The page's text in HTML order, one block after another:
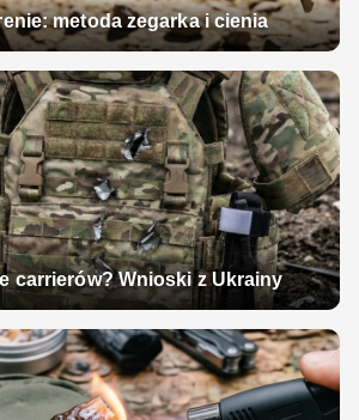
metoda zegarka i cienia
carrierów? Wnioski z Ukrainy